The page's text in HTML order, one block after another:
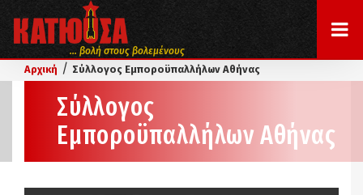
... βολή στους βολεμένους
Αρχική / Σύλλογος Εμποροϋπαλλήλων Αθήνας
Σύλλογος
Εμποροϋπαλλήλων Αθήνας